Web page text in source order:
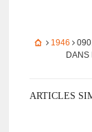
1946
DANS
ARTICLES